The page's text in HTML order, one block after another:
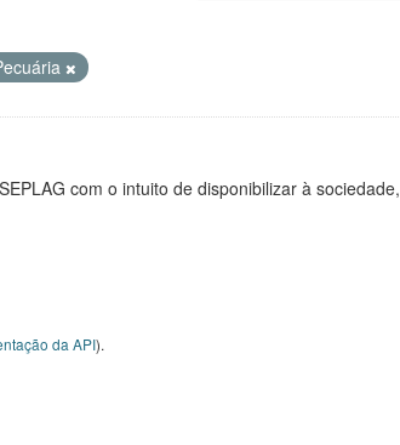
com o intuito de disponibilizar à sociedade,
da API).